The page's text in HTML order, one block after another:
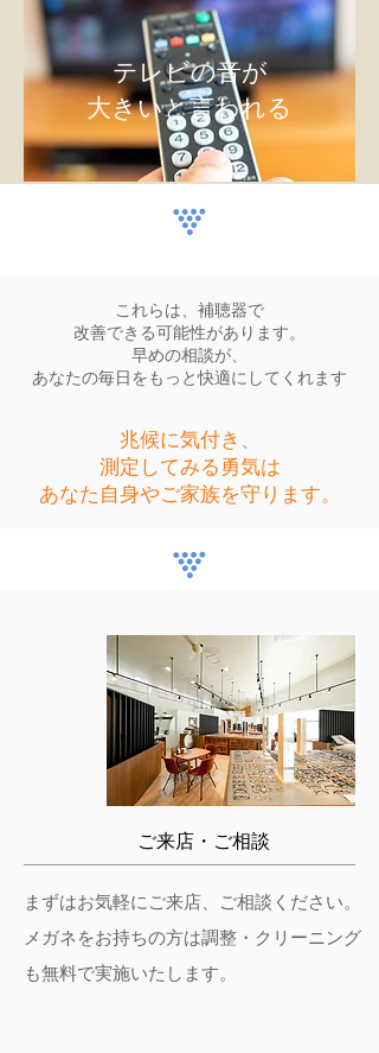
テレビの音が
大きいと言われる
これらは、補聴器で
改善できる可能性があります。
早めの相談が、
あなたの毎日をもっと快適にしてくれます
​兆候に気付き、
測定してみる勇気は
あなた自身やご家族を守ります。
ご来店・ご相談
まずはお気軽にご来店、ご相談ください。
​メガネをお持ちの方は調整・クリーニング
も無料で実施いたします。